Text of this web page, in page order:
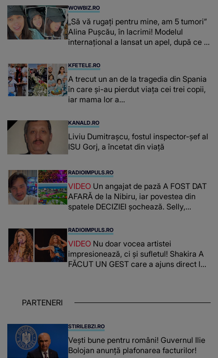
WOWBIZ.RO
„Să vă rugați pentru mine, am 5 tumori”
Alina Pușcău, în lacrimi! Modelul
internațional a lansat un apel, după ce a
KFETELE.RO
A trecut un an de la tragedia din Spania
în care și-au pierdut viața cei trei copii,
iar mama lor a…
KANALD.RO
Liviu Dumitrașcu, fostul inspector-șef al
ISU Gorj, a încetat din viață
RADIOIMPULS.RO
VIDEO Un angajat de pază A FOST DAT
AFARĂ de la Nibiru, iar povestea din
spatele DECIZIEI șochează. Selly,
CREDEA CĂ VA VEDEA AȘA CEVA: "Fix
în fața unui..."
RADIOIMPULS.RO
VIDEO Nu doar vocea artistei
impresionează, ci și sufletul! Shakira A
FĂCUT UN GEST care a ajuns direct la
așteptând oportunitatea
PARTENERI
STIRILEBZI.RO
Vești bune pentru români! Guvernul Ilie
Bolojan anunță plafonarea facturilor!